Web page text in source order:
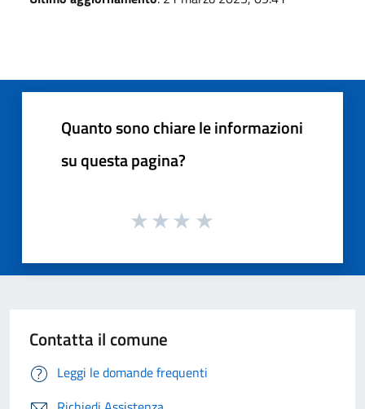
Quanto sono chiare le informazioni
su questa pagina?
Contatta il comune
Leggi le domande frequenti